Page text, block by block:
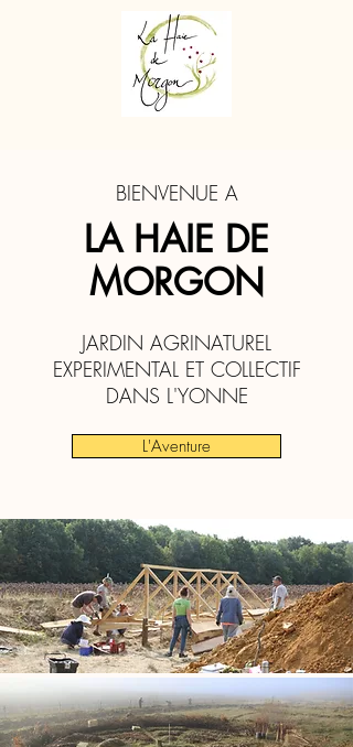
BIENVENUE A
LA HAIE DE
MORGON
JARDIN AGRINATUREL
EXPERIMENTAL ET COLLECTIF
DANS L'YONNE
L'Aventure